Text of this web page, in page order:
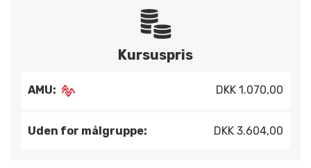
Kursuspris
AMU: DKK 1.070,00
Uden for målgruppe: DKK 3.604,00